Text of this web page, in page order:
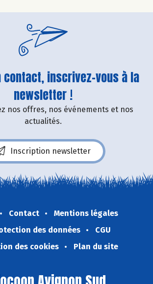
contact, inscrivez-vous à la
newsletter !
nos offres, nos événements et nos
actualités.
Inscription newsletter
Contact
Mentions légales
des données
CGU
des cookies
Plan du site